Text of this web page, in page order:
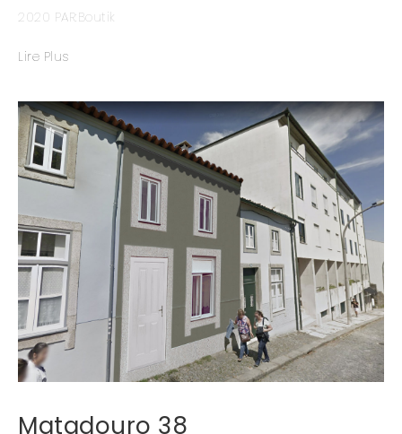
2020
PAR:Boutik
Lire Plus
Matadouro 38